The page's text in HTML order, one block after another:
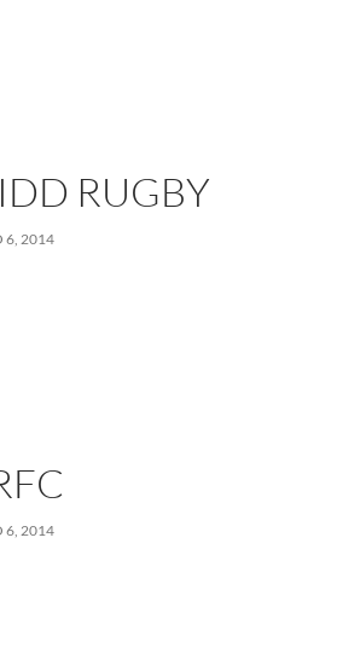
RUGBY
6, 2014
6, 2014